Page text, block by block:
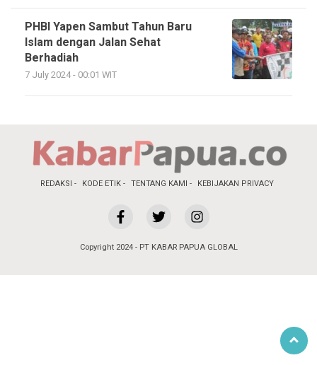
PHBI Yapen Sambut Tahun Baru
Islam dengan Jalan Sehat
Berhadiah
7 July 2024 - 00:01 WIT
REDAKSI KODE ETIK TENTANG KAMI KEBIJAKAN PRIVACY
Copyright 2024 - PT KABAR PAPUA GLOBAL